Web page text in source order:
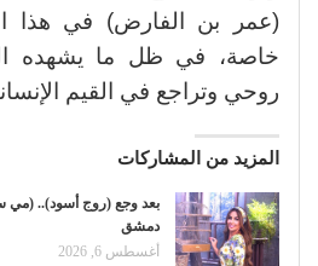
(عمر بن الفارض) في هذا
خاصة، في ظل ما يشهده
روحي وتراجع في القيم
المزيد من المشاركات
بعد وجع (روج أسود)..
دمشق
أغسطس 6, 2026